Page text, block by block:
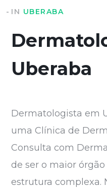
IN UBERABA
Uberaba
Dermatologista em
uma Clínica de
Consulta com
de ser o maior
estrutura complexa.